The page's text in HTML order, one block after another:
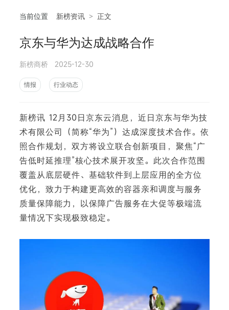
当前位置 新榜资讯 > 正文
京东与华为达成战略合作
新榜商桥 2025-12-30
情报 行业动态
新榜讯 12月30日京东云消息，近日京东与华为技
术有限公司（简称“华为”）达成深度技术合作。依
照合作规划，双方将设立联合创新项目，聚焦“广
告低时延推理”核心技术展开攻坚。此次合作范围
覆盖从底层硬件、基础软件到上层应用的全方位
优化，致力于构建更高效的容器亲和调度与服务
质量保障能力，以保障广告服务在大促等极端流
量情况下实现极致稳定。